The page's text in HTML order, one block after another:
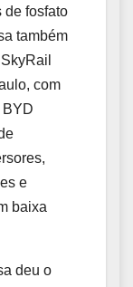
de fosfato
também
com
BYD
e
baixa
deu o